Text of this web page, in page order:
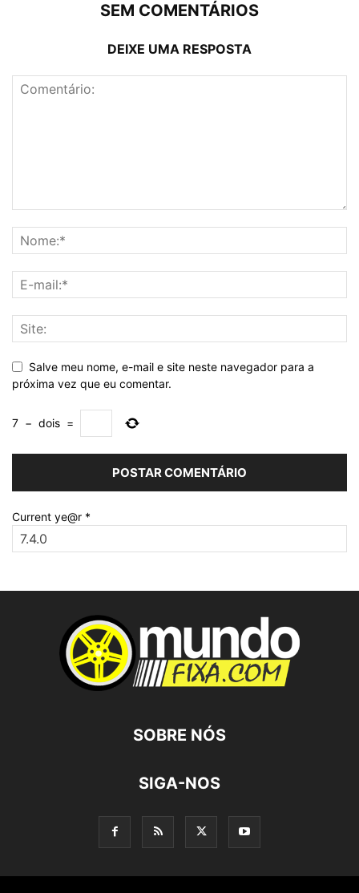
SEM COMENTÁRIOS
DEIXE UMA RESPOSTA
Salve meu nome, e-mail e site neste navegador para a
próxima vez que eu comentar.
7 − dois =
Current ye@r *
SOBRE NÓS
SIGA-NOS